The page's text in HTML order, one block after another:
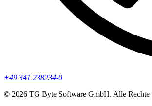
+49 341 238234-0
© 2026 TG Byte Software GmbH. Alle Rechte